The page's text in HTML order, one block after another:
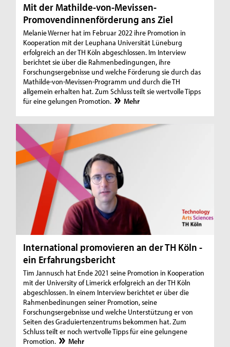
Mit der Mathilde-von-Mevissen-
Promovendinnenförderung ans Ziel
Melanie Werner hat im Februar 2022 ihre Promotion in
Kooperation mit der Leuphana Universität Lüneburg
erfolgreich an der TH Köln abgeschlossen. Im Interview
berichtet sie über die Rahmenbedingungen, ihre
Forschungsergebnisse und welche Förderung sie durch das
Mathilde-von-Mevissen-Programm und durch die TH
allgemein erhalten hat. Zum Schluss teilt sie wertvolle Tipps
für eine gelungen Promotion.
Mehr
International promovieren an der TH Köln -
ein Erfahrungsbericht
Tim Jannusch hat Ende 2021 seine Promotion in Kooperation
mit der University of Limerick erfolgreich an der TH Köln
abgeschlossen. In einem Interview berichtet er über die
Rahmenbedinungen seiner Promotion, seine
Forschungsergebnisse und welche Unterstützung er von
Seiten des Graduiertenzentrums bekommen hat. Zum
Schluss teilt er noch wertvolle Tipps für eine gelungene
Promotion.
Mehr